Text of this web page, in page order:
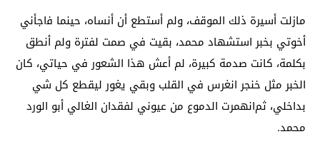
ﻣﺎﺯﻟﺖ ﺃﺳﻴﺮة ذلك الموقف، وﻟﻢ ﺃﺳﺘﻄﻊ ﺃﻥ ﺃﻧﺴﺎﻩ، ﺣﻴﻨﻤﺎ ﻓاﺟﺄني
أخوتي بخبر استشهاد محمد، بقيت في صمت لفترة ولم أنطق
بكلمة، كانت صدمة كبيرة، لم أعش هذا الشعور في حياتي، كان
الخبر مثل خنجر انغرس في القلب وبقي يغور ليقطع كل شي
بداخلي، ثمﺍﻧﻬﻤﺮﺕ ﺍﻟﺪﻣﻮﻉ ﻣﻦ ﻋﻴﻮني لفقدان الغالي أبو الورد
محمد.